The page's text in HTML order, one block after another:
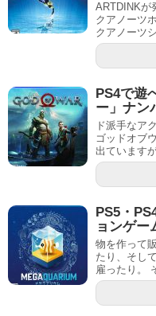
ARTDINKが
クアノーツ
クアノーツ
PS4で遊
ー」ナン
ド派手なア
ゴッドオブ
出ています
PS5・
ョンゲー
物を作って
たり、そし
雇ったり。